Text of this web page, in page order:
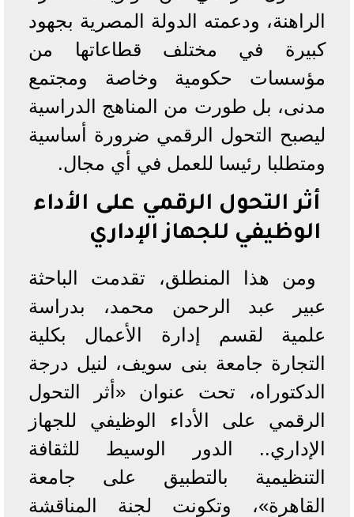
الراهنة، ودعمته الدولة المصرية بجهود
كبيرة في مختلف قطاعاتها من
مؤسسات حكومية وخاصة ومجتمع
مدنى، بل طورت من المناهج الدراسية
ليصبح التحول الرقمي ضرورة أساسية
ومتطلبا رئيسا للعمل في أي مجال.
أثر التحول الرقمي على الأداء
الوظيفي للجهاز الإداري
ومن هذا المنطلق، تقدمت الباحثة
عبير عبد الرحمن محمد، بدراسة
علمية لقسم إدارة الأعمال بكلية
التجارة جامعة بنى سويف، لنيل درجة
الدكتوراه، تحت عنوان «أثر التحول
الرقمي على الأداء الوظيفي للجهاز
الإداري.. الدور الوسيط للثقافة
التنظيمية بالتطبيق على جامعة
القاهرة»، وتكونت لجنة المناقشة